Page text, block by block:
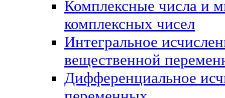
Комплексные числа и
комплексных чисел
Интегральное
вещественной
Дифференциальное